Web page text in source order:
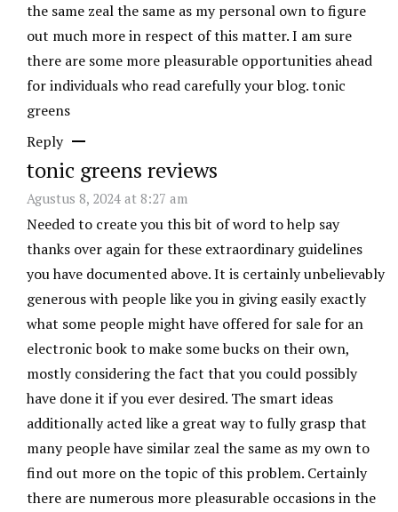
the same zeal the same as my personal own to figure
out much more in respect of this matter. I am sure
there are some more pleasurable opportunities ahead
for individuals who read carefully your blog.tonic
greens
Reply
tonic greens reviews
Agustus 8, 2024 at 8:27 am
Needed to create you this bit of word to help say
thanks over again for these extraordinary guidelines
you have documented above. It is certainly unbelievably
generous with people like you in giving easily exactly
what some people might have offered for sale for an
electronic book to make some bucks on their own,
mostly considering the fact that you could possibly
have done it if you ever desired. The smart ideas
additionally acted like a great way to fully grasp that
many people have similar zeal the same as my own to
find out more on the topic of this problem. Certainly
there are numerous more pleasurable occasions in the